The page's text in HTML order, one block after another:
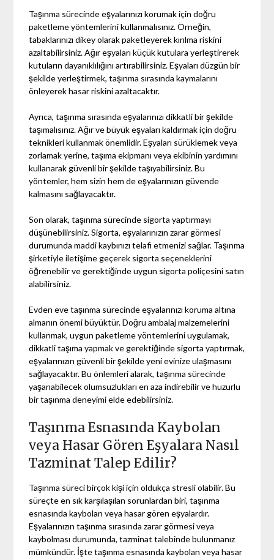
Taşınma sürecinde eşyalarınızı korumak için doğru
paketleme yöntemlerini kullanmalısınız. Örneğin,
tabaklarınızı dikey olarak paketleyerek kırılma riskini
azaltabilirsiniz. Ağır eşyaları küçük kutulara yerleştirerek
kutuların dayanıklılığını artırabilirsiniz. Eşyaları düzgün bir
şekilde yerleştirmek, taşınma sırasında kaymalarını
önleyerek hasar riskini azaltacaktır.
Ayrıca, taşınma sırasında eşyalarınızı dikkatli bir şekilde
taşımalısınız. Ağır ve büyük eşyaları kaldırmak için doğru
teknikleri kullanmak önemlidir. Eşyaları sürüklemek veya
zorlamak yerine, taşıma ekipmanı veya ekibinin yardımını
kullanarak güvenli bir şekilde taşıyabilirsiniz. Bu
yöntemler, hem sizin hem de eşyalarınızın güvende
kalmasını sağlayacaktır.
Son olarak, taşınma sürecinde sigorta yaptırmayı
düşünebilirsiniz. Sigorta, eşyalarınızın zarar görmesi
durumunda maddi kaybınızı telafi etmenizi sağlar. Taşınma
şirketiyle iletişime geçerek sigorta seçeneklerini
öğrenebilir ve gerektiğinde uygun sigorta poliçesini satın
alabilirsiniz.
Evden eve taşınma sürecinde eşyalarınızı koruma altına
almanın önemi büyüktür. Doğru ambalaj malzemelerini
kullanmak, uygun paketleme yöntemlerini uygulamak,
dikkatli taşıma yapmak ve gerektiğinde sigorta yaptırmak,
eşyalarınızın güvenli bir şekilde yeni evinize ulaşmasını
sağlayacaktır. Bu önlemleri alarak, taşınma sürecinde
yaşanabilecek olumsuzlukları en aza indirebilir ve huzurlu
bir taşınma deneyimi elde edebilirsiniz.
Taşınma Esnasında Kaybolan
veya Hasar Gören Eşyalara Nasıl
Tazminat Talep Edilir?
Taşınma süreci birçok kişi için oldukça stresli olabilir. Bu
süreçte en sık karşılaşılan sorunlardan biri, taşınma
esnasında kaybolan veya hasar gören eşyalardır.
Eşyalarınızın taşınma sırasında zarar görmesi veya
kaybolması durumunda, tazminat talebinde bulunmanız
mümkündür. İşte taşınma esnasında kaybolan veya hasar